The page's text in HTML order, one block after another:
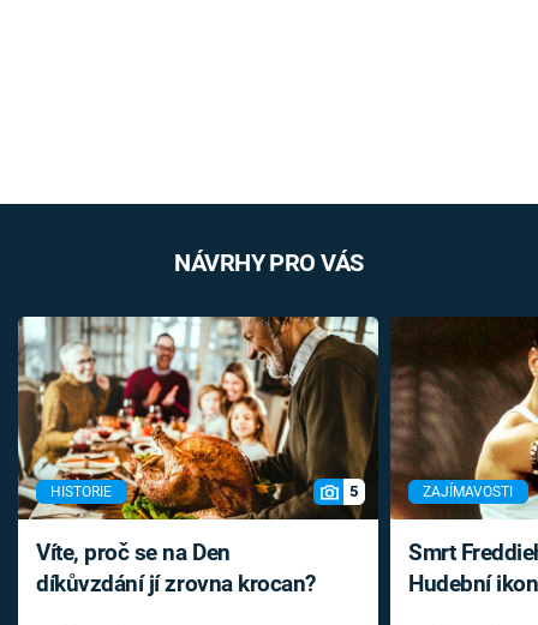
NÁVRHY PRO VÁS
HISTORIE 5
Víte, proč se na Den
díkůvzdání jí zrovna krocan?
ZAJÍMAVOSTI
Smrt
Hudební